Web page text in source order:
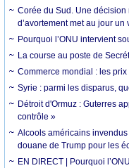
Corée du Sud. Une
d’avortement met au jour un
Pourquoi l’ONU intervient
La course au poste de
Commerce mondial : les
Syrie : parmi les disparus,
Détroit d'Ormuz : Guterres
contrôle »
Alcools américains
douane de Trump pour les
EN DIRECT | Pourquoi